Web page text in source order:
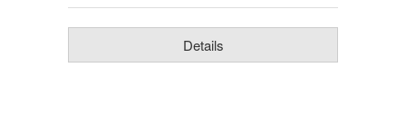
Details